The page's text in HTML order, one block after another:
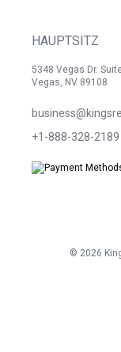
HAUPTSITZ
5348 Vegas Dr.
Vegas, NV 89108
+1-888-328-2189
© 2026